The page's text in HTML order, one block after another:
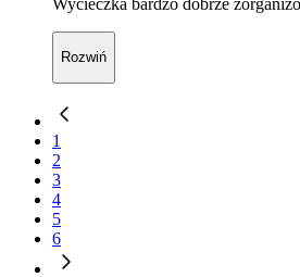
Wycieczka bardzo dobrze
Rozwiń
1
2
3
4
5
6